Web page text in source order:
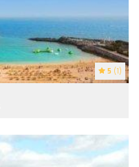
5 (1)